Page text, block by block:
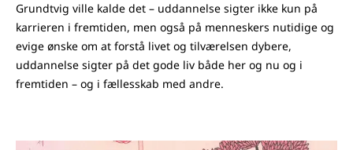
Grundtvig ville kalde det – uddannelse sigter ikke kun på
karrieren i fremtiden, men også på menneskers nutidige og
evige ønske om at forstå livet og tilværelsen dybere,
uddannelse sigter på det gode liv både her og nu og i
fremtiden – og i fællesskab med andre.